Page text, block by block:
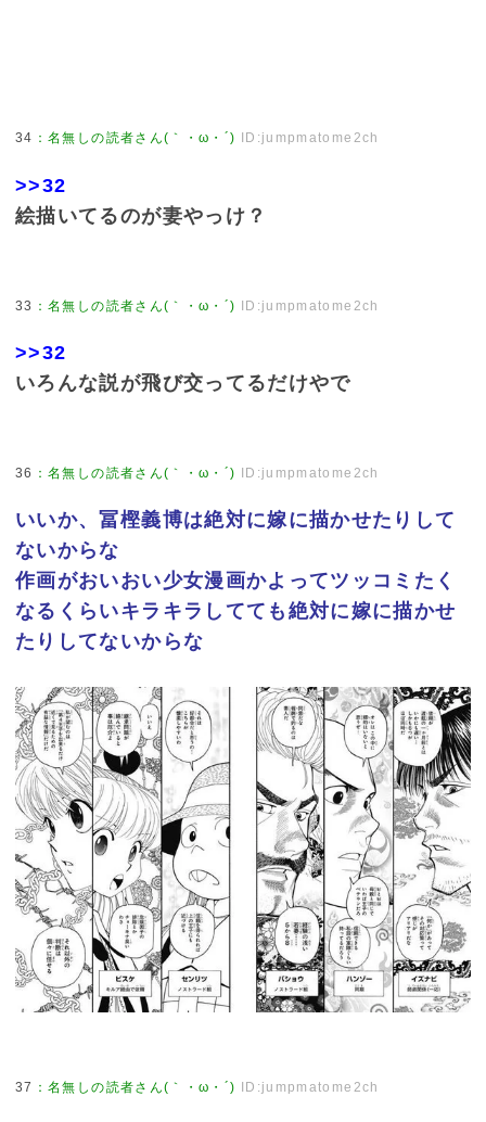
34 ：名無しの読者さん(｀・ω・´) ID:jumpmatome2ch
>>32
絵描いてるのが妻やっけ？
33 ：名無しの読者さん(｀・ω・´) ID:jumpmatome2ch
>>32
いろんな説が飛び交ってるだけやで
36 ：名無しの読者さん(｀・ω・´) ID:jumpmatome2ch
いいか、冨樫義博は絶対に嫁に描かせたりして
ないからな
作画がおいおい少女漫画かよってツッコミたく
なるくらいキラキラしてても絶対に嫁に描かせ
たりしてないからな
37 ：名無しの読者さん(｀・ω・´) ID:jumpmatome2ch